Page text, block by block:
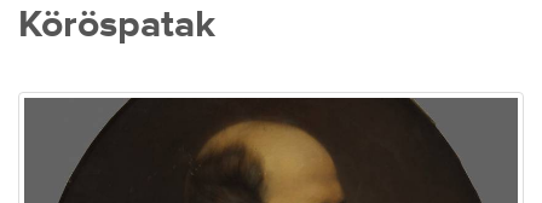
Köröspatak